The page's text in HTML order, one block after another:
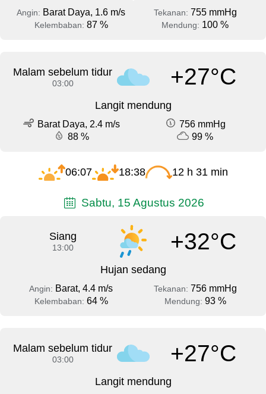
Angin: Barat Daya, 1.6 m/s Tekanan: 755 mmHg
Kelembaban: 87 % Mendung: 100 %
Malam sebelum tidur
03:00 +27°C
Langit mendung
Barat Daya, 2.4 m/s
756 mmHg
88 %
99 %
06:07 18:38 12 h 31 min
Sabtu, 15 Agustus 2026
Siang
13:00 +32°C
Hujan sedang
Angin: Barat, 4.4 m/s Tekanan: 756 mmHg
Kelembaban: 64 % Mendung: 93 %
Malam sebelum tidur
03:00 +27°C
Langit mendung